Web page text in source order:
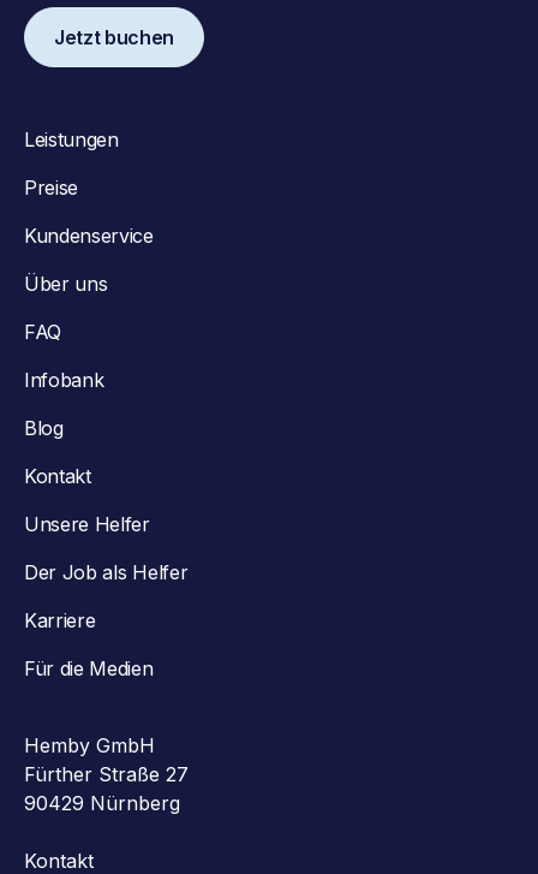
Jetzt buchen
Leistungen
Preise
Kundenservice
Über uns
FAQ
Infobank
Blog
Kontakt
Unsere Helfer
Der Job als Helfer
Karriere
Für die Medien
Hemby GmbH
Fürther Straße 27
90429 Nürnberg
Kontakt